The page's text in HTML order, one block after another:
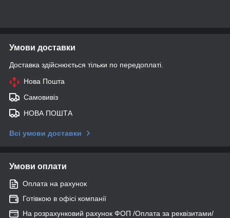
Умови доставки
Доставка здійснюється тільки по передоплаті.
Нова Пошта
Самовивіз
НОВА ПОШТА
Всі умови доставки
Умови оплати
Оплата на рахунок
Готівкою в офісі компанії
На розрахунковий рахунок ФОП /Оплата за реквізитами/